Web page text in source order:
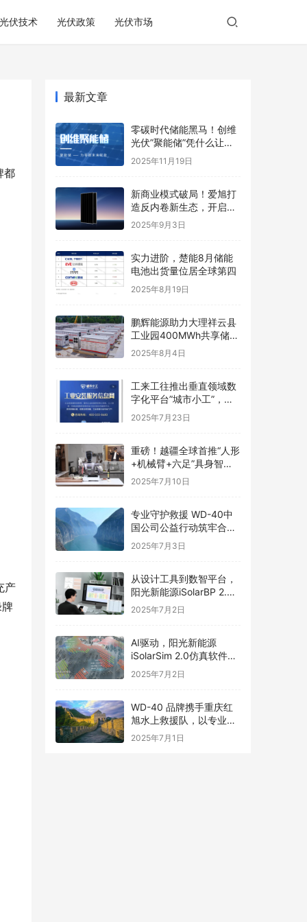
伏技术 光伏政策 光伏市场
都
产
最新文章
零碳时代储能黑马！创维
光伏”聚能储”凭什么让业
主躺着收钱？
2025年11月19日
新商业模式破局！爱旭打
造反内卷新生态，开启光
伏价值新周期
2025年9月3日
实力进阶，楚能8月储能
电池出货量位居全球第四
2025年8月19日
鹏辉能源助力大理祥云县
工业园400MWh共享储能
电站并网，加速新型电力
系统构建
2025年8月4日
工来工往推出垂直领域数
字化平台”城市小工”，破
解工业安装行业资源匹配
2025年7月23日
重磅！越疆全球首推“人形
+机械臂+六足”具身智能
平台，场景落地最优解
2025年7月10日
专业守护救援 WD-40中
国公司公益行动筑牢合肥
防汛安全线
2025年7月3日
从设计工具到数智平台，
阳光新能源iSolarBP 2.0
重塑分布式电站设计范
2025年7月2日
AI驱动，阳光新能源
iSolarSim 2.0仿真软件引
领光伏智能评估新时代！
2025年7月2日
WD-40 品牌携手重庆红
旭水上救援队，以专业守
护长江生命线
2025年7月1日